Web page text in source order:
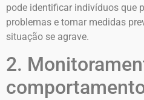
pode identificar indivíduos que
problemas e tomar medidas
situação se agrave.
2.